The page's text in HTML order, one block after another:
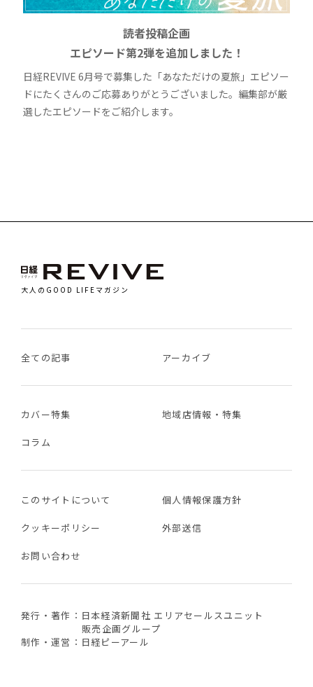
読者投稿企画
エピソード第2弾を追加しました！
日経REVIVE 6月号で募集した「あなただけの夏旅」エピソー
ドにたくさんのご応募ありがとうございました。編集部が厳
選したエピソードをご紹介します。
大人のGOOD LIFEマガジン
全ての記事 アーカイブ
カバー特集 地域店情報・特集
コラム
このサイトについて 個人情報保護方針
クッキーポリシー 外部送信
お問い合わせ
発行・著作：日本経済新聞社 エリアセールスユニット
販売企画グループ
制作・運営：日経ピーアール